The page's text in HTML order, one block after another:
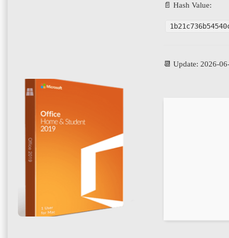
📄 Hash Value:
📆 Update: 2026-